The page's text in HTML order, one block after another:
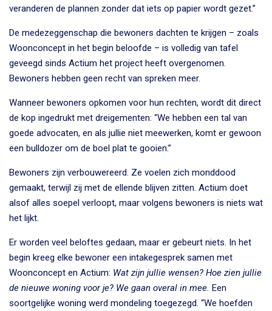
veranderen de plannen zonder dat iets op papier wordt gezet.”
De medezeggenschap die bewoners dachten te krijgen – zoals
Woonconcept in het begin beloofde – is volledig van tafel
geveegd sinds Actium het project heeft overgenomen.
Bewoners hebben geen recht van spreken meer.
Wanneer bewoners opkomen voor hun rechten, wordt dit direct
de kop ingedrukt met dreigementen: “We hebben een tal van
goede advocaten, en als jullie niet meewerken, komt er gewoon
een bulldozer om de boel plat te gooien.”
Bewoners zijn verbouwereerd. Ze voelen zich monddood
gemaakt, terwijl zij met de ellende blijven zitten. Actium doet
alsof alles soepel verloopt, maar volgens bewoners is niets wat
het lijkt.
Er worden veel beloftes gedaan, maar er gebeurt niets. In het
begin kreeg elke bewoner een intakegesprek samen met
Woonconcept en Actium: Wat zijn jullie wensen? Hoe zien jullie
de nieuwe woning voor je? We gaan overal in mee. Een
soortgelijke woning werd mondeling toegezegd. “We hoefden